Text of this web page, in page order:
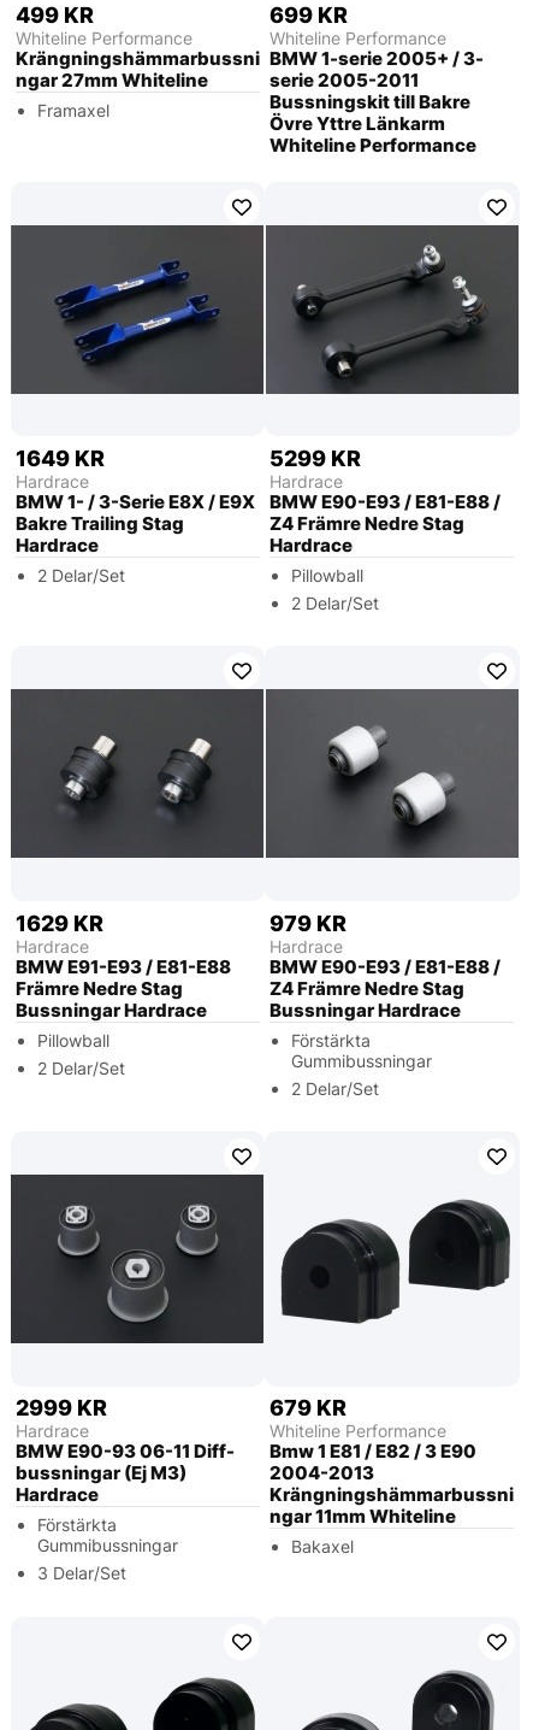
499 KR
Whiteline Performance
Krängningshämmarbussni
ngar 27mm Whiteline
Framaxel
699 KR
Whiteline Performance
BMW 1-serie 2005+ / 3-
serie 2005-2011
Bussningskit till Bakre
Övre Yttre Länkarm
Whiteline Performance
1649 KR
Hardrace
BMW 1- / 3-Serie E8X / E9X
Bakre Trailing Stag
Hardrace
2 Delar/Set
5299 KR
Hardrace
BMW E90-E93 / E81-E88 /
Z4 Främre Nedre Stag
Hardrace
Pillowball
2 Delar/Set
1629 KR
Hardrace
BMW E91-E93 / E81-E88
Främre Nedre Stag
Bussningar Hardrace
Pillowball
2 Delar/Set
979 KR
Hardrace
BMW E90-E93 / E81-E88 /
Z4 Främre Nedre Stag
Bussningar Hardrace
Förstärkta
Gummibussningar
2 Delar/Set
2999 KR
Hardrace
BMW E90-93 06-11 Diff-
bussningar (Ej M3)
Hardrace
Förstärkta
Gummibussningar
3 Delar/Set
679 KR
Whiteline Performance
Bmw 1 E81 / E82 / 3 E90
2004-2013
Krängningshämmarbussni
ngar 11mm Whiteline
Bakaxel